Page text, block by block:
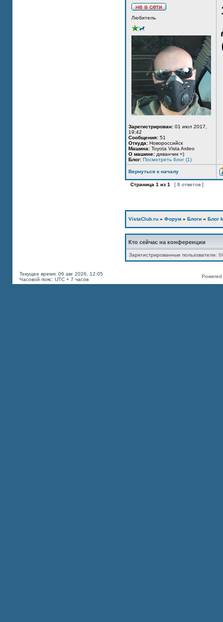
Любитель
Зарегистрирован: 01 июл 2017,
19:42
Сообщения: 51
Откуда: Новороссийск
Машина: Toyota Vista Ardeo
О машине: диванчик =)
Блог: Посмотреть блог (1)
Вернуться к началу
Страница 1 из 1 [ 8 ответов ]
VistaClub.ru » Форум » Блоги » Блог
Кто сейчас на конференции
Зарегистрированные пользователи:
Текущее время: 06 авг 2026, 12:05
Часовой пояс: UTC + 7 часов